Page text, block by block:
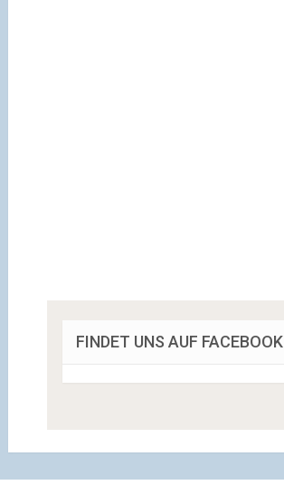
FINDET UNS AUF FACEBOOK